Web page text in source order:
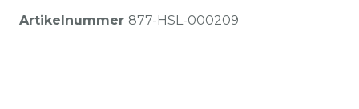
Artikelnummer 877-HSL-000209